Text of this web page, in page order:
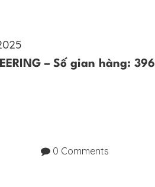
– Số gian hàng: 396
0 Comments